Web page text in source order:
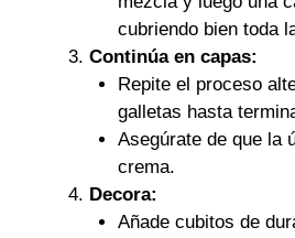
cubriendo bien toda
Continúa en capas:
Repite el proceso
galletas hasta
Asegúrate de que la
crema.
Decora:
Añade cubitos de